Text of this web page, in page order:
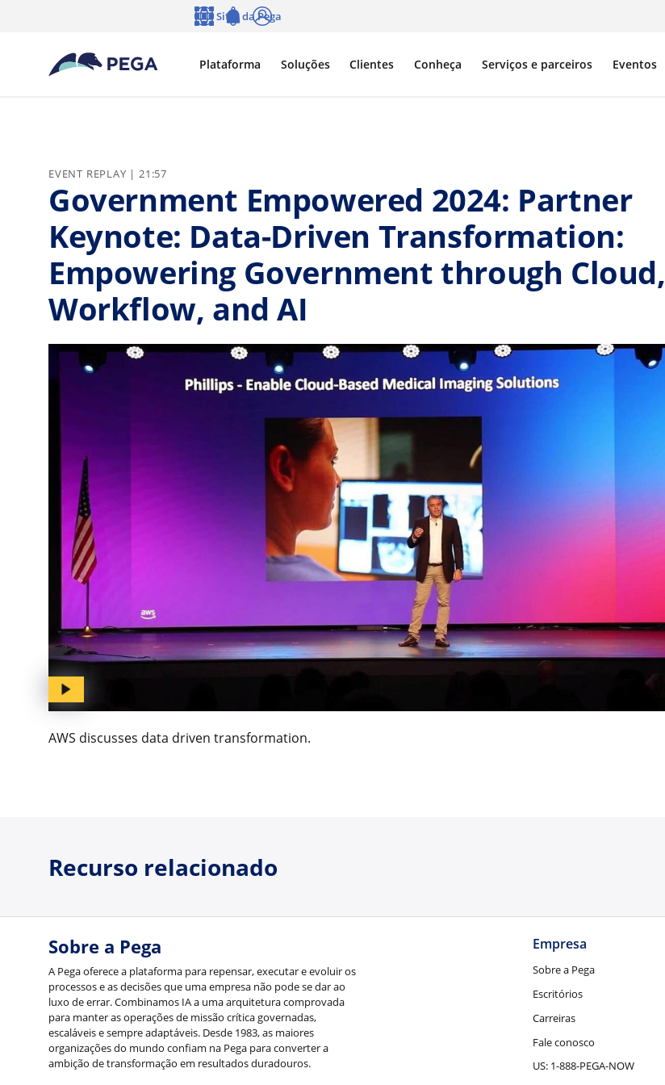
Pular para o conteúdo principal
Plataforma Soluções Clientes Conheça Serviços e parceiros Eventos
Sites da Pega
EVENT REPLAY | 21:57
Government Empowered 2024: Partner
Keynote: Data-Driven Transformation:
Empowering Government through Cloud,
Workflow, and AI
AWS discusses data driven transformation.
Recurso relacionado
Sobre a Pega
A Pega oferece a plataforma para repensar, executar e evoluir os
processos e as decisões que uma empresa não pode se dar ao
luxo de errar. Combinamos IA a uma arquitetura comprovada
para manter as operações de missão crítica governadas,
escaláveis e sempre adaptáveis. Desde 1983, as maiores
organizações do mundo confiam na Pega para converter a
ambição de transformação em resultados duradouros.
Empresa
Sobre a Pega
Escritórios
Carreiras
Fale conosco
US: 1-888-PEGA-NOW